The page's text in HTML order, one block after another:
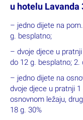
u hotelu Lavanda
– jedno dijete na
g. besplatno;
– dvoje djece u
do 12 g. besplatno; 2.
– jedno dijete na
dvoje djece u pratnji
osnovnom ležaju,
18 g. 30%